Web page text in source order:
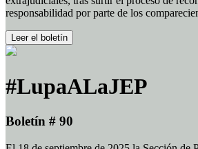
responsabilidad por parte de los
Leer el boletín
#LupaALaJEP
Boletín # 90